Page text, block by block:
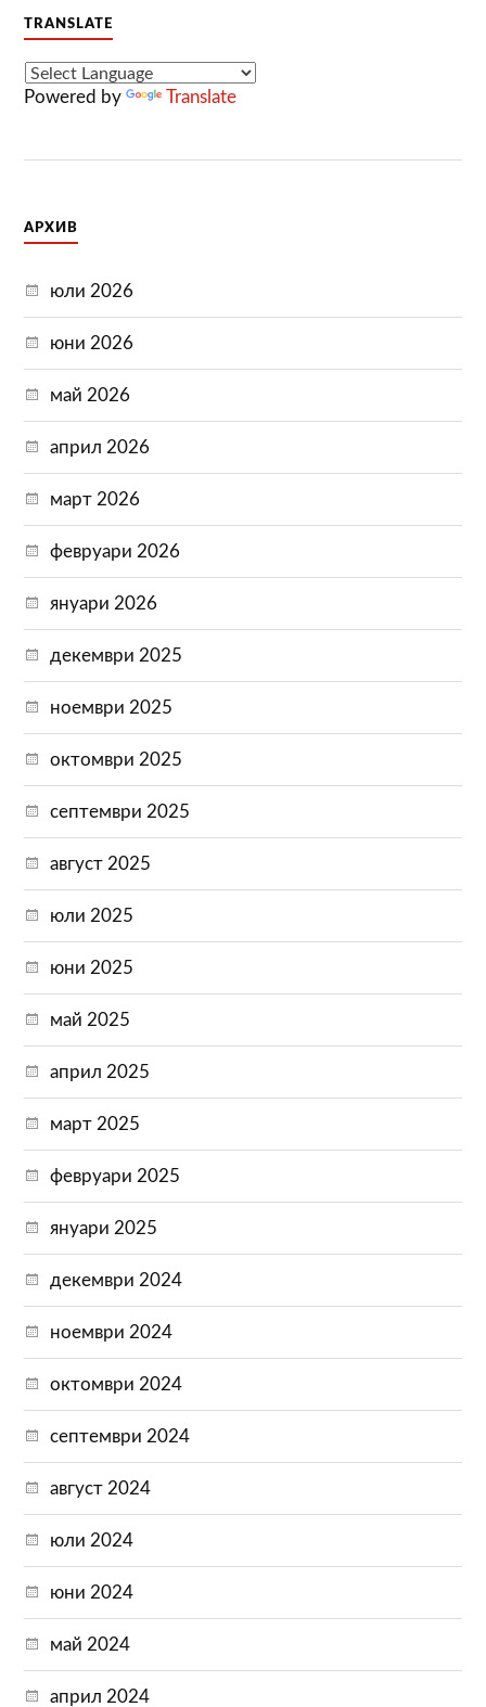
TRANSLATE
Powered by Translate
АРХИВ
юли 2026
юни 2026
май 2026
април 2026
март 2026
февруари 2026
януари 2026
декември 2025
ноември 2025
октомври 2025
септември 2025
август 2025
юли 2025
юни 2025
май 2025
април 2025
март 2025
февруари 2025
януари 2025
декември 2024
ноември 2024
октомври 2024
септември 2024
август 2024
юли 2024
юни 2024
май 2024
април 2024